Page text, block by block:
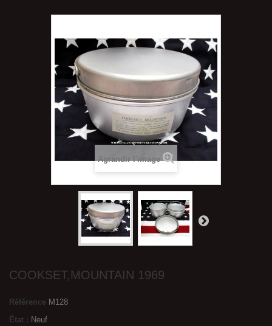
Agrandir l'image
COOKSET,MOUNTAIN 1969
Référence M128
État : Neuf